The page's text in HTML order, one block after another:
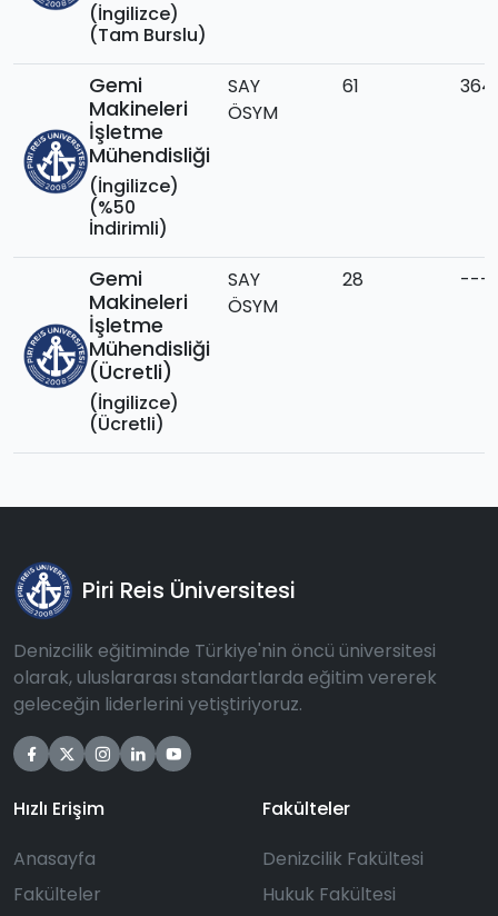
(İngilizce)
(Tam Burslu)
Gemi
Makineleri
İşletme
Mühendisliği
(İngilizce)
(%50
İndirimli)
SAY
ÖSYM
61
Gemi
Makineleri
İşletme
Mühendisliği
(Ücretli)
(İngilizce)
(Ücretli)
SAY
ÖSYM
28 ---
Piri Reis Üniversitesi
Denizcilik eğitiminde Türkiye'nin öncü üniversitesi
olarak, uluslararası standartlarda eğitim vererek
geleceğin liderlerini yetiştiriyoruz.
Hızlı Erişim
Anasayfa
Fakülteler
Fakülteler
Denizcilik Fakültesi
Hukuk Fakültesi